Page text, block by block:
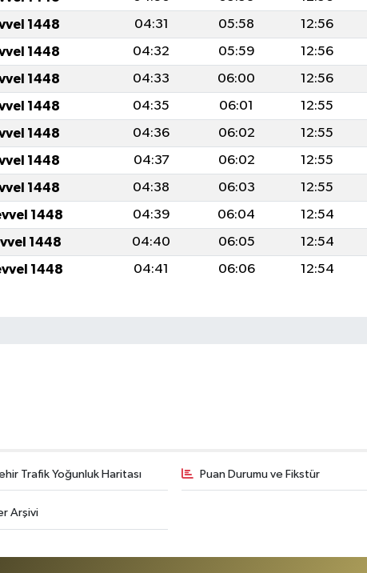
1448 04:31 05:58 12:56
1448 04:32 05:59 12:56
1448 04:33 06:00 12:56
1448 04:35 06:01 12:55
1448 04:36 06:02 12:55
1448 04:37 06:02 12:55
1448 04:38 06:03 12:55
1448 04:39 06:04 12:54
1448 04:40 06:05 12:54
1448 04:41 06:06 12:54
Trafik Yoğunluk Haritası Puan Durumu ve Fikstür
Arşivi